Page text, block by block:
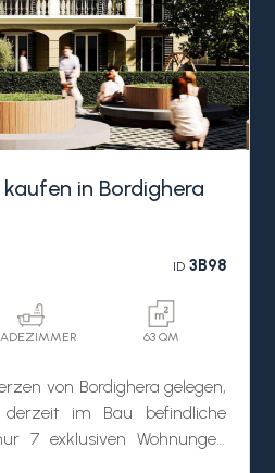
in Bordighera
ID3B98
63 QM
von Bordighera gelegen,
im Bau befindliche
7 exklusiven Wohnungen